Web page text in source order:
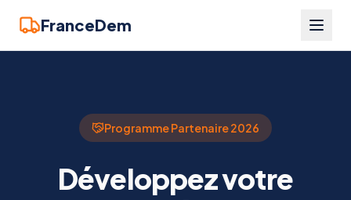
FranceDem
Programme Partenaire 2026
Développez votre